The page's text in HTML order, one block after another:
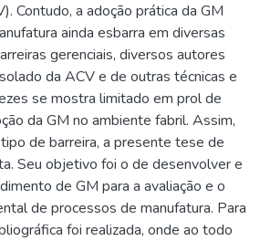
Contudo, a adoção prática da GM
ainda esbarra em diversas
gerenciais, diversos autores
da ACV e de outras técnicas e
se mostra limitado em prol de
da GM no ambiente fabril. Assim,
de barreira, a presente tese de
Seu objetivo foi o de desenvolver e
de GM para a avaliação e o
de processos de manufatura. Para
foi realizada, onde ao todo